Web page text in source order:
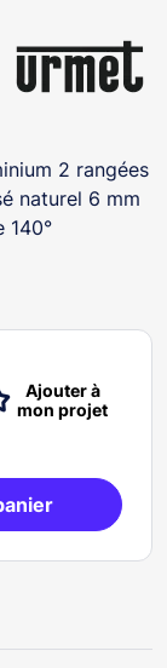
2 rangées
naturel 6 mm
140°
Ajouter à
mon projet